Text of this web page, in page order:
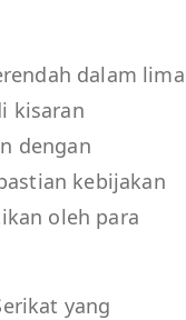
dalam lima
kisaran
dengan
kebijakan
oleh para
yang